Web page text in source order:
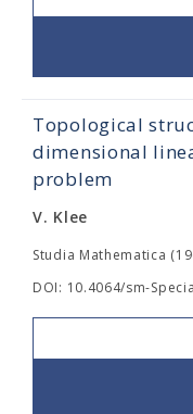
Topological
dimensional
problem
V. Klee
Studia Mathematica
DOI: 10.4064/sm-